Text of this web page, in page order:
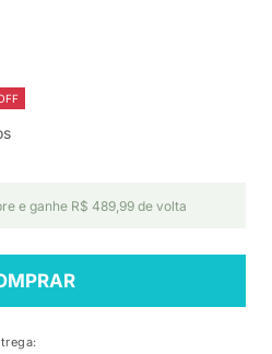
e ganhe R$ 489,99 de volta